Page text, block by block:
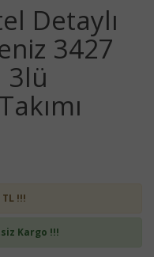
Detaylı
3427
3lü
!!!
Kargo !!!